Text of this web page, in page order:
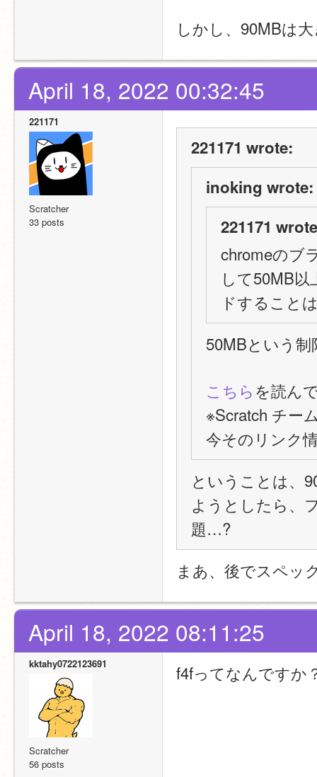
しかし、90MBは
April 18, 2022 00:32:45
221171
Scratcher
33 posts
221171 wrote:
inoking wrote:
221171
chromeのブ
して50MB
ドすること
50MBという
こちらを読ん
※Scratch チー
今そのリンク
ということは、
ようとしたら、
題…?
まあ、後でスペッ
April 18, 2022 08:11:25
kktahy0722123691
Scratcher
56 posts
f4fってなんですか